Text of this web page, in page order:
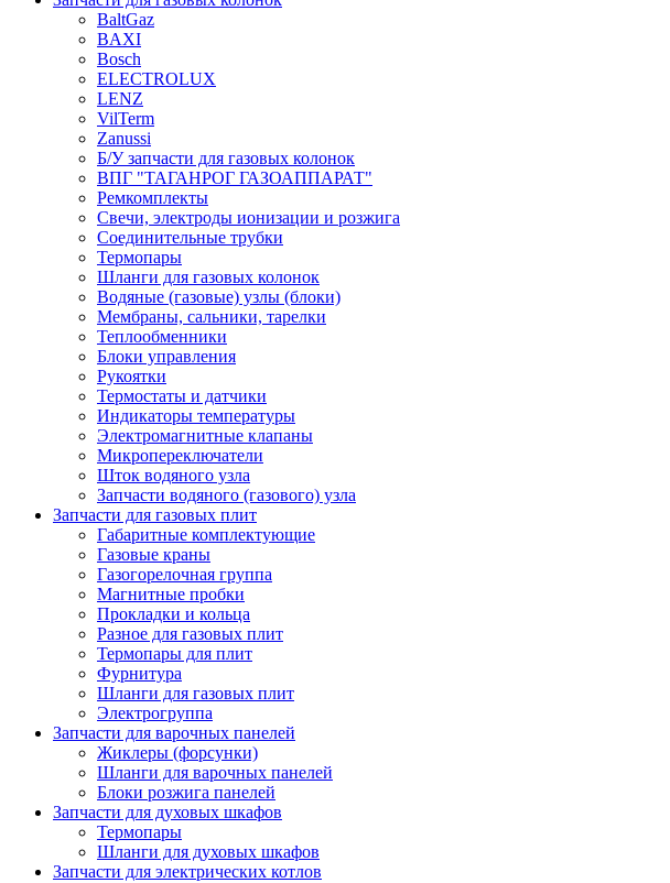
BaltGaz
BAXI
Bosch
ELECTROLUX
LENZ
VilTerm
Zanussi
Б/У запчасти для газовых колонок
ВПГ "ТАГАНРОГ ГАЗОАППАРАТ"
Ремкомплекты
Свечи, электроды ионизации и розжига
Соединительные трубки
Термопары
Шланги для газовых колонок
Водяные (газовые) узлы (блоки)
Мембраны, сальники, тарелки
Теплообменники
Блоки управления
Рукоятки
Термостаты и датчики
Индикаторы температуры
Электромагнитные клапаны
Микропереключатели
Шток водяного узла
Запчасти водяного (газового) узла
Запчасти для газовых плит
Габаритные комплектующие
Газовые краны
Газогорелочная группа
Магнитные пробки
Прокладки и кольца
Разное для газовых плит
Термопары для плит
Фурнитура
Шланги для газовых плит
Электрогруппа
Запчасти для варочных панелей
Жиклеры (форсунки)
Шланги для варочных панелей
Блоки розжига панелей
Запчасти для духовых шкафов
Термопары
Шланги для духовых шкафов
Запчасти для электрических котлов